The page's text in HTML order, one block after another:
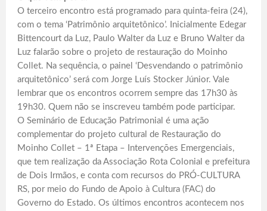
O terceiro encontro está programado para quinta-feira (24),
com o tema ‘Patrimônio arquitetônico’. Inicialmente Edegar
Bittencourt da Luz, Paulo Walter da Luz e Bruno Walter da
Luz falarão sobre o projeto de restauração do Moinho
Collet. Na sequência, o painel ‘Desvendando o patrimônio
arquitetônico’ será com Jorge Luís Stocker Júnior. Vale
lembrar que os encontros ocorrem sempre das 17h30 às
19h30. Quem não se inscreveu também pode participar.
O Seminário de Educação Patrimonial é uma ação
complementar do projeto cultural de Restauração do
Moinho Collet – 1ª Etapa – Intervenções Emergenciais,
que tem realização da Associação Rota Colonial e prefeitura
de Dois Irmãos, e conta com recursos do PRÓ-CULTURA
RS, por meio do Fundo de Apoio à Cultura (FAC) do
Governo do Estado. Os últimos encontros acontecem nos